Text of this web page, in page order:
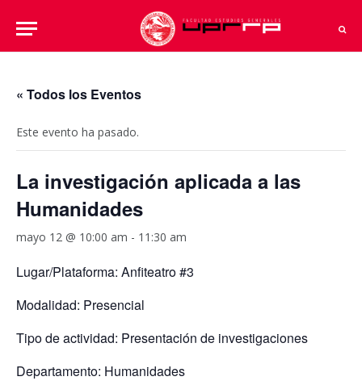
« Todos los Eventos
Este evento ha pasado.
La investigación aplicada a las
Humanidades
mayo 12 @ 10:00 am - 11:30 am
Lugar/Plataforma: Anfiteatro #3
Modalidad: Presencial
Tipo de actividad: Presentación de investigaciones
Departamento: Humanidades